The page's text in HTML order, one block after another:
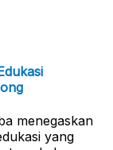
menegaskan
yang